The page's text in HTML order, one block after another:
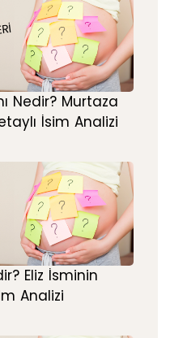
Nedir? Murtaza
İsim Analizi
Eliz İsminin
Analizi